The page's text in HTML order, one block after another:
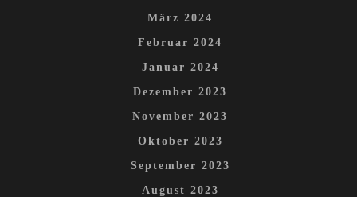
März 2024
Februar 2024
Januar 2024
Dezember 2023
November 2023
Oktober 2023
September 2023
August 2023